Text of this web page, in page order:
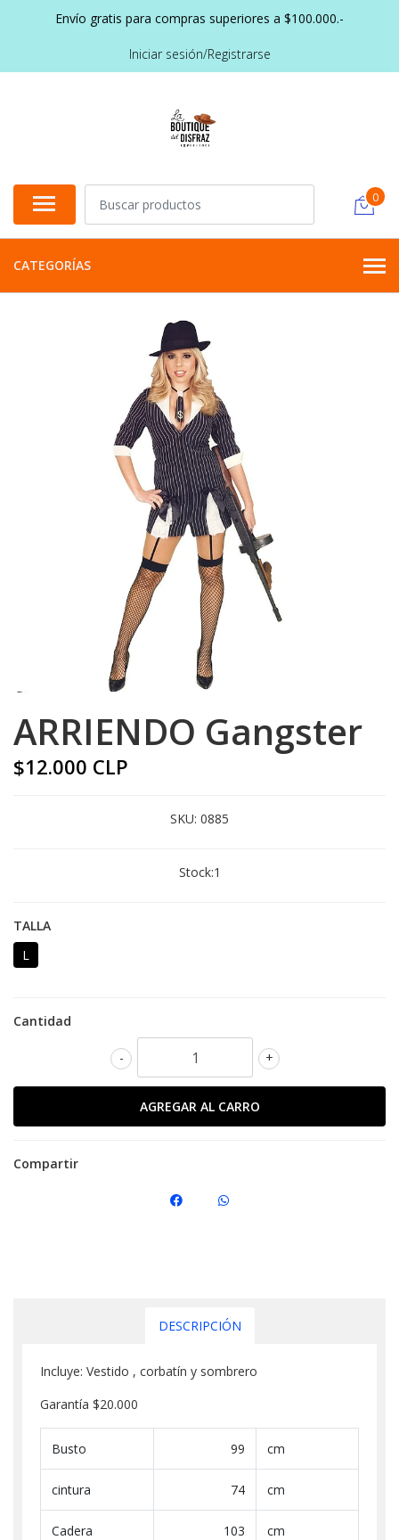
Envío gratis para compras superiores a $100.000.-
Iniciar sesión/Registrarse
0
CATEGORÍAS
ARRIENDO Gangster
$12.000 CLP
SKU: 0885
Stock:1
TALLA
L
Cantidad
+
-
Compartir
DESCRIPCIÓN
Incluye: Vestido , corbatín y sombrero
Garantía $20.000
Busto 99 cm
cintura 74 cm
Cadera 103 cm